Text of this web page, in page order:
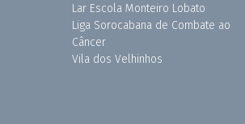
Lar Escola Monteiro Lobato
Liga Sorocabana de Combate ao
Câncer
Vila dos Velhinhos